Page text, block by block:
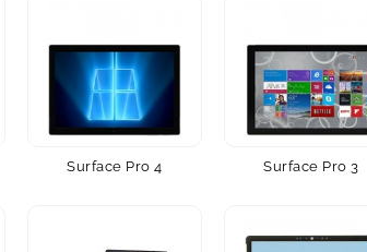
Surface Pro 4 Surface Pro 3